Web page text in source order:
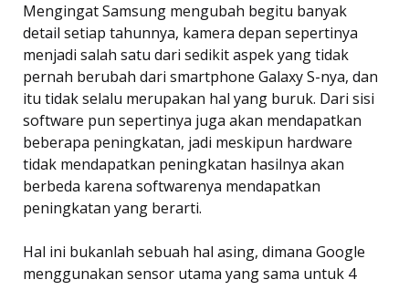
Mengingat Samsung mengubah begitu banyak
detail setiap tahunnya, kamera depan sepertinya
menjadi salah satu dari sedikit aspek yang tidak
pernah berubah dari smartphone Galaxy S-nya, dan
itu tidak selalu merupakan hal yang buruk. Dari sisi
software pun sepertinya juga akan mendapatkan
beberapa peningkatan, jadi meskipun hardware
tidak mendapatkan peningkatan hasilnya akan
berbeda karena softwarenya mendapatkan
peningkatan yang berarti.
Hal ini bukanlah sebuah hal asing, dimana Google
menggunakan sensor utama yang sama untuk 4